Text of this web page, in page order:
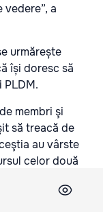
a
urmărește
își doresc să
PLDM.
membri şi
să treacă de
au vârste
celor două